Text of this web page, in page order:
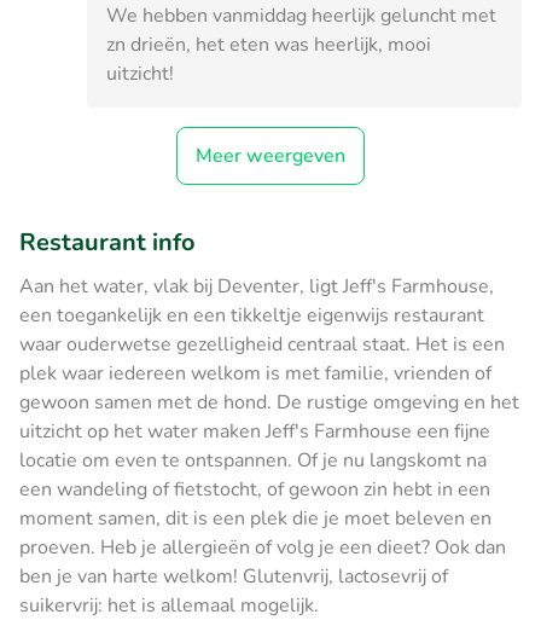
We hebben vanmiddag heerlijk geluncht met
zn drieën, het eten was heerlijk, mooi
uitzicht!
Meer weergeven
Restaurant info
Aan het water, vlak bij Deventer, ligt Jeff's Farmhouse,
een toegankelijk en een tikkeltje eigenwijs restaurant
waar ouderwetse gezelligheid centraal staat. Het is een
plek waar iedereen welkom is met familie, vrienden of
gewoon samen met de hond. De rustige omgeving en het
uitzicht op het water maken Jeff's Farmhouse een fijne
locatie om even te ontspannen. Of je nu langskomt na
een wandeling of fietstocht, of gewoon zin hebt in een
moment samen, dit is een plek die je moet beleven en
proeven. Heb je allergieën of volg je een dieet? Ook dan
ben je van harte welkom! Glutenvrij, lactosevrij of
suikervrij: het is allemaal mogelijk.